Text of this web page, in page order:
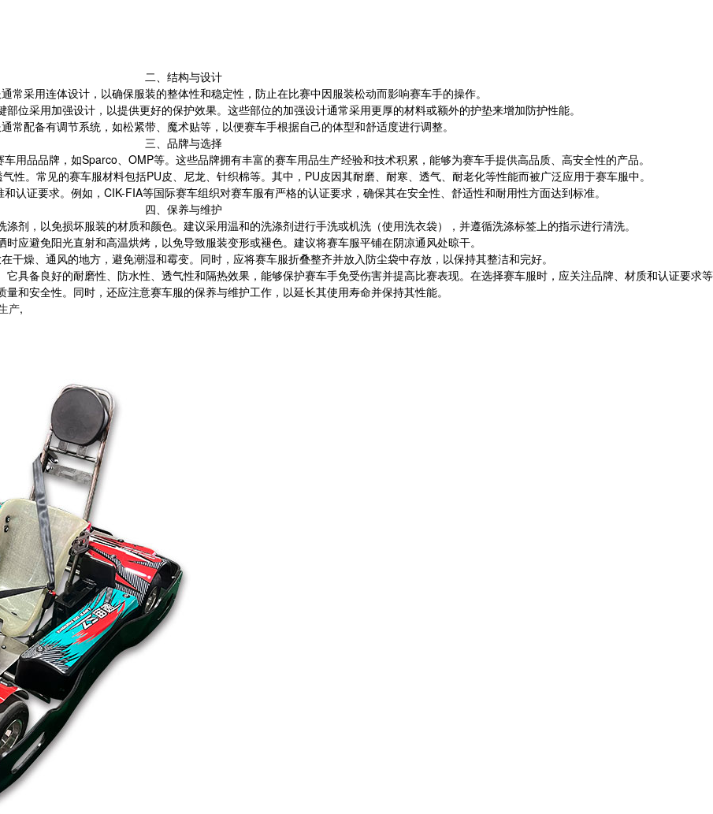
二、结构与设计
常采用连体设计，以确保服装的整体性和稳定性，防止在比赛中因服装松动而影响赛车手的操作。
位采用加强设计，以提供更好的保护效果。这些部位的加强设计通常采用更厚的材料或额外的护垫来增加防护性能。
常配备有调节系统，如松紧带、魔术贴等，以便赛车手根据自己的体型和舒适度进行调整。
三、品牌与选择
用品品牌，如Sparco、OMP等。这些品牌拥有丰富的赛车用品生产经验和技术积累，能够为赛车手提供高品质、高安全性的产品。
性。常见的赛车服材料包括PU皮、尼龙、针织棉等。其中，PU皮因其耐磨、耐寒、透气、耐老化等性能而被广泛应用于赛车服中。
认证要求。例如，CIK-FIA等国际赛车组织对赛车服有严格的认证要求，确保其在安全性、舒适性和耐用性方面达到标准。
四、保养与维护
剂，以免损坏服装的材质和颜色。建议采用温和的洗涤剂进行手洗或机洗（使用洗衣袋），并遵循洗涤标签上的指示进行清洗。
时应避免阳光直射和高温烘烤，以免导致服装变形或褪色。建议将赛车服平铺在阴凉通风处晾干。
干燥、通风的地方，避免潮湿和霉变。同时，应将赛车服折叠整齐并放入防尘袋中存放，以保持其整洁和完好。
具备良好的耐磨性、防水性、透气性和隔热效果，能够保护赛车手免受伤害并提高比赛表现。在选择赛车服时，应关注品牌、材质和认证要求等
量和安全性。同时，还应注意赛车服的保养与维护工作，以延长其使用寿命并保持其性能。
产,